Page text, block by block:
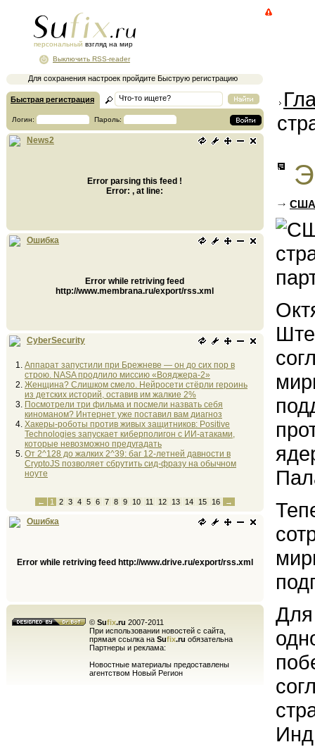
персональный взгляд на мир
Для сохранения настроек пройдите Быструю регистрацию
Выключить RSS-reader
Быстрая регистрация
Логин: Пароль:
News2
Error parsing this feed !
Error: , at line:
Ошибка
Error while retriving feed
http://www.membrana.ru/export/rss.xml
CyberSecurity
Аппарат запустили при Брежневе — он до сих пор в
строю. NASA продлило миссию «Вояджера-2»
Женщина? Слишком смело. Нейросети стёрли героинь
из детских историй, оставив им жалкие 2%
Посмотрели три фильма и посмели назвать себя
киноманом? Интернет уже поставил вам диагноз
Хакеры-роботы против живых защитников: Positive
Technologies запускает киберполигон с ИИ-атаками,
которые невозможно предугадать
От 2^128 до жалких 2^39: баг 12-летней давности в
CryptoJS позволяет сбрутить сид-фразу на обычном
ноуте
← 1 2 3 4 5 6 7 8 9 10 11 12 13 14 15 16 →
Ошибка
Error while retriving feed http://www.drive.ru/export/rss.xml
© Sufix.ru 2007-2011
При использовании новостей с сайта,
прямая ссылка на Sufix.ru обязательна
Партнеры и реклама:
Новостные материалы предоставлены
агентством Новый Регион
США
Для